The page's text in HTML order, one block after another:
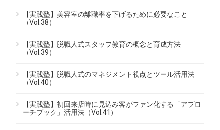
【実践塾】美容室の離職率を下げるために必要なこと
（Vol.38）
【実践塾】脱職人式スタッフ教育の概念と育成方法
（Vol.39）
【実践塾】脱職人式のマネジメント視点とツール活用法
（Vol.40）
【実践塾】初回来店時に見込み客がファン化する「アプロ
ーチブック」活用法（Vol.41）